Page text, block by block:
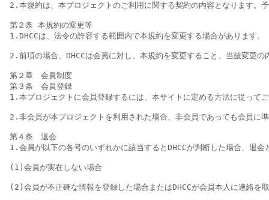
2.本規約は、本プロジェクトのご利用に関する契約の内容となります。
第２条 本規約の変更等
1.DHCCは、法令の許容する範囲内で本規約を変更する場合があります。
2.前項の場合、DHCCは会員に対し、本規約を変更すること、当該変更
第２章　会員制度
第３条　会員登録
1.本プロジェクトに会員登録するには、本サイトに定める方法に従って
2.非会員が本プロジェクトを利用された場合、非会員であっても会員に
第４条　退会
1.会員が以下の各号のいずれかに該当するとDHCCが判断した場合、退
(1)会員が実在しない場合
(2)会員が不正確な情報を登録した場合またはDHCCが会員本人に連絡を